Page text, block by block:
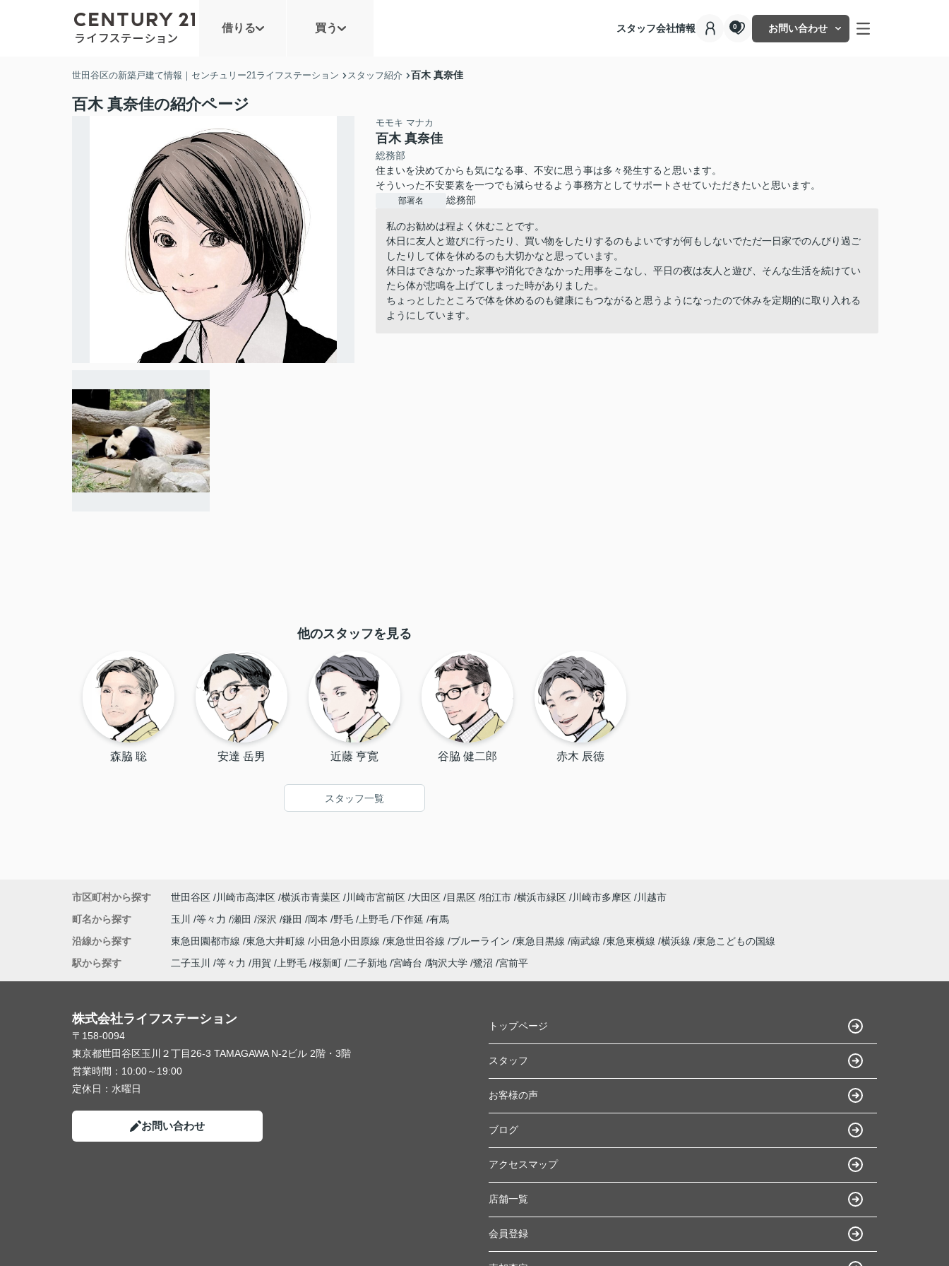
借りる 買う スタッフ会社情報 0 お問い合わせ
世田谷区の新築戸建て情報｜センチュリー21ライフステーション スタッフ紹介 百木 真奈佳
百木 真奈佳の紹介ページ
モモキ マナカ
百木 真奈佳
総務部
住まいを決めてからも気になる事、不安に思う事は多々発生すると思います。
そういった不安要素を一つでも減らせるよう事務方としてサポートさせていただきたいと思います。
部署名 総務部
私のお勧めは程よく休むことです。
休日に友人と遊びに行ったり、買い物をしたりするのもよいですが何もしないでただ一日家でのんびり過ご
したりして体を休めるのも大切かなと思っています。
休日はできなかった家事や消化できなかった用事をこなし、平日の夜は友人と遊び、そんな生活を続けてい
たら体が悲鳴を上げてしまった時がありました。
ちょっとしたところで体を休めるのも健康にもつながると思うようになったので休みを定期的に取り入れる
ようにしています。
他のスタッフを見る
森脇 聡 安達 岳男 近藤 亨寛 谷脇 健二郎 赤木 辰徳
スタッフ一覧
市区町村から探す 世田谷区 川崎市高津区 横浜市青葉区 川崎市宮前区 大田区 目黒区 狛江市 横浜市緑区 川崎市多摩区
川越市
町名から探す
玉川 等々力 瀬田 深沢 鎌田 岡本 野毛 上野毛 下作延 有馬
沿線から探す
東急田園都市線 東急大井町線 小田急小田原線 東急世田谷線 ブルーライン 東急目黒線 南武線 東急東横線 横浜線 東急こどもの国線
駅から探す
二子玉川 等々力 用賀 上野毛 桜新町 二子新地 宮崎台 駒沢大学 鷺沼 宮前平
株式会社ライフステーション
〒158-0094
東京都世田谷区玉川２丁目26-3 TAMAGAWA N-2ビル 2階・3階
営業時間： 10:00～19:00
定休日： 水曜日
お問い合わせ
トップページ
スタッフ
お客様の声
ブログ
アクセスマップ
店舗一覧
会員登録